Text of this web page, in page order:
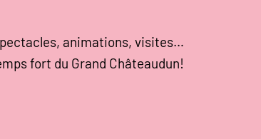
animations, visites…
fort du Grand Châteaudun!